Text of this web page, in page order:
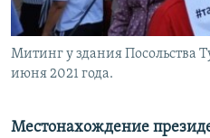
Митинг у здания Посольства
июня 2021 года.
Местонахождение